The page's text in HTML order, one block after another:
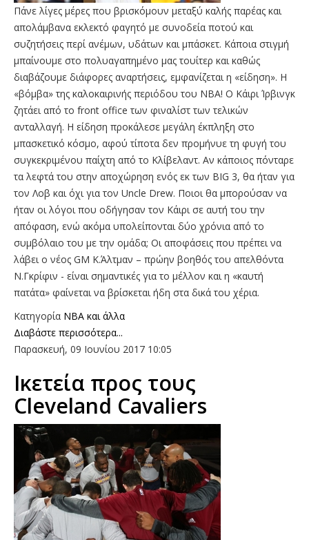
Πάνε λίγες μέρες που βρισκόμουν μεταξύ καλής παρέας και
απολάμβανα εκλεκτό φαγητό με συνοδεία ποτού και
συζητήσεις περί ανέμων, υδάτων και μπάσκετ. Κάποια στιγμή
μπαίνουμε στο πολυαγαπημένο μας τουίτερ και καθώς
διαβάζουμε διάφορες αναρτήσεις, εμφανίζεται η «είδηση». Η
«βόμβα» της καλοκαιρινής περιόδου του ΝΒΑ! Ο Κάιρι Ίρβινγκ
ζητάει από το front office των φιναλίστ των τελικών
ανταλλαγή. H είδηση προκάλεσε μεγάλη έκπληξη στο
μπασκετικό κόσμο, αφού τίποτα δεν προμήνυε τη φυγή του
συγκεκριμένου παίχτη από το Κλίβελαντ. Αν κάποιος πόνταρε
τα λεφτά του στην αποχώρηση ενός εκ των BIG 3, θα ήταν για
τον Λοβ και όχι για τον Uncle Drew. Ποιοι θα μπορούσαν να
ήταν οι λόγοι που οδήγησαν τον Κάιρι σε αυτή του την
απόφαση, ενώ ακόμα υπολείπονται δύο χρόνια από το
συμβόλαιο του με την ομάδα; Οι αποφάσεις που πρέπει να
λάβει ο νέος GM Κ.Άλτμαν – πρώην βοηθός του απελθόντα
Ν.Γκρίφιν - είναι σημαντικές για το μέλλον και η «καυτή
πατάτα» φαίνεται να βρίσκεται ήδη στα δικά του χέρια.
Κατηγορία NBA και άλλα
Διαβάστε περισσότερα...
Παρασκευή, 09 Ιουνίου 2017 10:05
Ικετεία προς τους
Cleveland Cavaliers